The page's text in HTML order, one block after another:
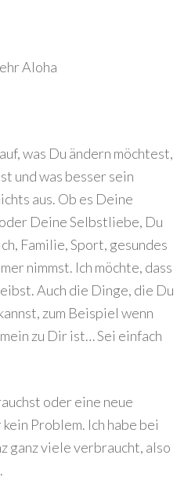
was Du ändern möchtest,
und was besser sein
aus. Ob es Deine
Deine Selbstliebe, Du
Familie, Sport, gesundes
nimmst. Ich möchte, dass
Auch die Dinge, die Du
zum Beispiel wenn
zu Dir ist… Sei einfach
oder eine neue
Problem. Ich habe bei
ganz viele verbraucht, also